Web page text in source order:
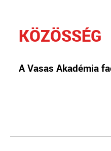
KÖZÖSSÉG
A Vasas Akadémia